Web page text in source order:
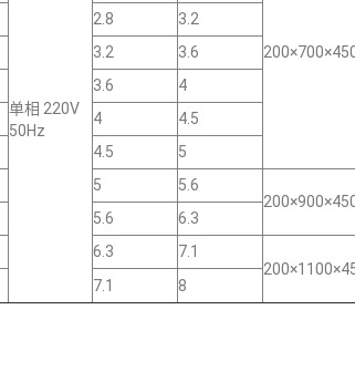
单相 220V
50Hz
2.8
3.2
3.2
3.6
3.6
4
4
4.5
4.5
5
5
5.6
5.6
6.3
6.3
7.1
7.1
8